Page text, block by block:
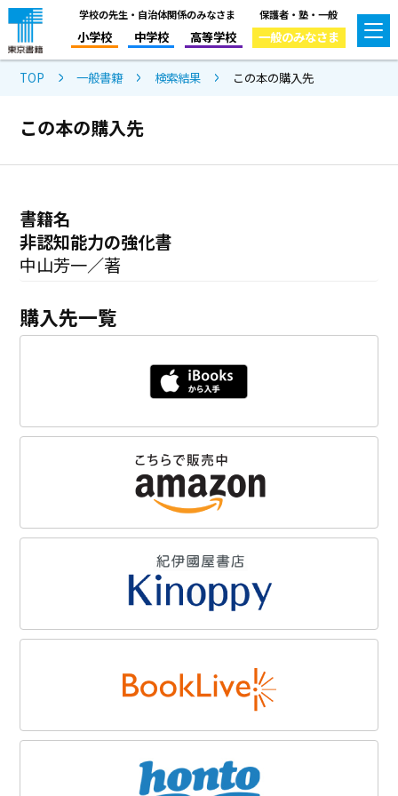
学校の先生・自治体関係のみなさま
小学校 中学校 高等学校
保護者・塾・一般
一般のみなさま
TOP 一般書籍 検索結果 この本の購入先
この本の購入先
書籍名
非認知能力の強化書
中山芳一／著
購入先一覧